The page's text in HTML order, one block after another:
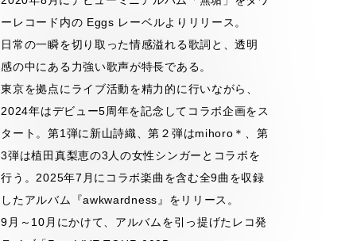
ーレコード内の Eggs レーベルよりリリース。
日常の一瞬を切り取った情感溢れる歌詞と、透明
感の中にある力強い歌声が特長である。
東京を拠点にライブ活動を精力的に行いながら、
2024年はデビュー5周年を記念してコラボ企画をス
タート。第1弾に新山詩織、第２弾はmihoro＊、第
3弾は植田真梨恵の3人の女性シンガーとコラボを
行う。2025年7月にコラボ楽曲を含む全9曲を収録
したアルバム『awkwardness』をリリース。
9月～10月にかけて、アルバムを引っ提げたレコ発